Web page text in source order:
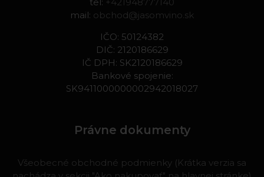
mail: obchod@jasomvino.sk
IČO: 50124382
DIČ: 2120186629
IČ DPH: SK2120186629
Bankové spojenie:
SK9411000000002942018027
Právne dokumenty
Všeobecné obchodné podmienky (Krátka verzia sa